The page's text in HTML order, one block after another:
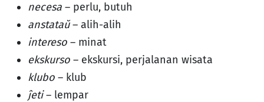
necesa – perlu, butuh
anstataŭ– alih-alih
intereso – minat
ekskurso – ekskursi, perjalanan wisata
klubo – klub
ĵeti– lempar